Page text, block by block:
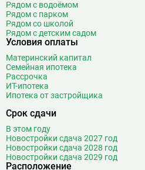
Бунинская аллея
Бутырская
В Вавиловская
Варшавская
ВДНХ
Верхние Лихоборы
Владыкино
Водный стадион
Войковская
Волгоградский проспект
Волжская
Рядом с водоёмом
Рядом с парком
Рядом со школой
Рядом с детским садом
Условия оплаты
Материнский капитал
Семейная ипотека
Рассрочка
ИТ-ипотека
Ипотека от застройщика
Срок сдачи
В этом году
Новостройки сдача 2027 год
Новостройки сдача 2028 год
Новостройки сдача 2029 год
Расположение